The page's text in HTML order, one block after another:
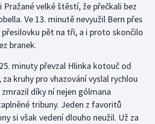
velké štěstí, že přečkali bez
Ve 13. minutě nevyužil Bern přes
pět na tři, a i proto skončilo
branek.
minuty převzal Hlinka kotouč od
kruhy pro vhazování vyslal rychlou
díky ní nejen gólmana
tribuny. Jeden z favoritů
si však vedení dlouho neužil. Už za